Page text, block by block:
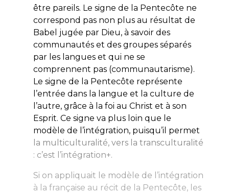
être pareils. Le signe de la Pentecôte ne
correspond pas non plus au résultat de
Babel jugée par Dieu, à savoir des
communautés et des groupes séparés
par les langues et qui ne se
comprennent pas (communautarisme).
Le signe de la Pentecôte représente
l’entrée dans la langue et la culture de
l’autre, grâce à la foi au Christ et à son
Esprit. Ce signe va plus loin que le
modèle de l’intégration, puisqu’il permet
la multiculturalité, vers la transculturalité
: c’est l’intégration+.
Si on appliquait le modèle de l’intégration
à la française au récit de la Pentecôte, les